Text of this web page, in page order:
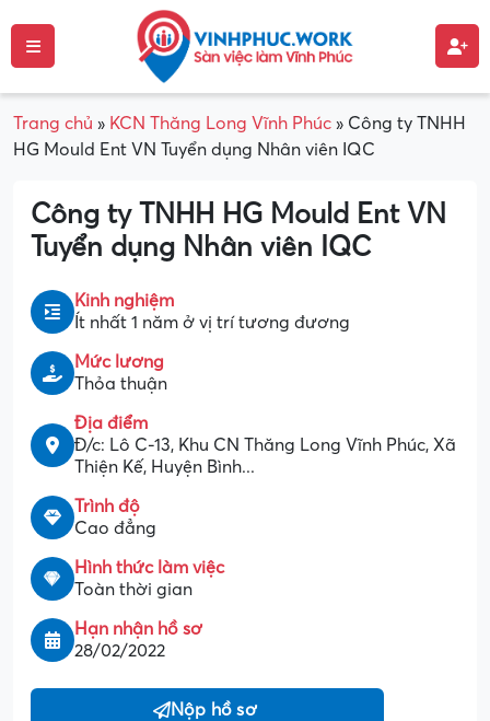
Trang chủ » KCN Thăng Long Vĩnh Phúc » Công ty TNHH
HG Mould Ent VN Tuyển dụng Nhân viên IQC
Công ty TNHH HG Mould Ent VN
Tuyển dụng Nhân viên IQC
Kinh nghiệm
Ít nhất 1 năm ở vị trí tương đương
Mức lương
Thỏa thuận
Địa điểm
Đ/c: Lô C-13, Khu CN Thăng Long Vĩnh Phúc, Xã
Thiện Kế, Huyện Bình...
Trình độ
Cao đẳng
Hình thức làm việc
Toàn thời gian
Hạn nhận hồ sơ
28/02/2022
Nộp hồ sơ